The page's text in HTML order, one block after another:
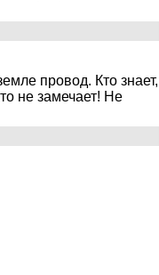
провод. Кто знает,
не замечает! Не